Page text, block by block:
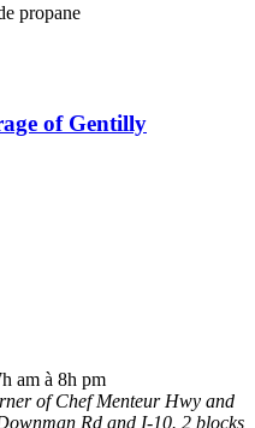
propane
of Gentilly
am à 8h pm
of Chef Menteur Hwy and
Rd and I-10. 2 blocks